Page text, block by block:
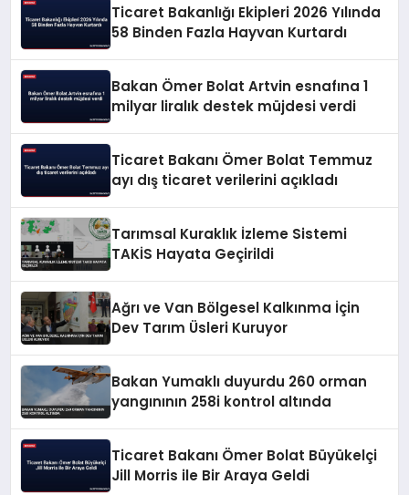
Ticaret Bakanlığı Ekipleri 2026 Yılında
58 Binden Fazla Hayvan Kurtardı
Bakan Ömer Bolat Artvin esnafına 1
milyar liralık destek müjdesi verdi
Ticaret Bakanı Ömer Bolat Temmuz
ayı dış ticaret verilerini açıkladı
Tarımsal Kuraklık İzleme Sistemi
TAKİS Hayata Geçirildi
Ağrı ve Van Bölgesel Kalkınma İçin
Dev Tarım Üsleri Kuruyor
Bakan Yumaklı duyurdu 260 orman
yangınının 258i kontrol altında
Ticaret Bakanı Ömer Bolat Büyükelçi
Jill Morris ile Bir Araya Geldi